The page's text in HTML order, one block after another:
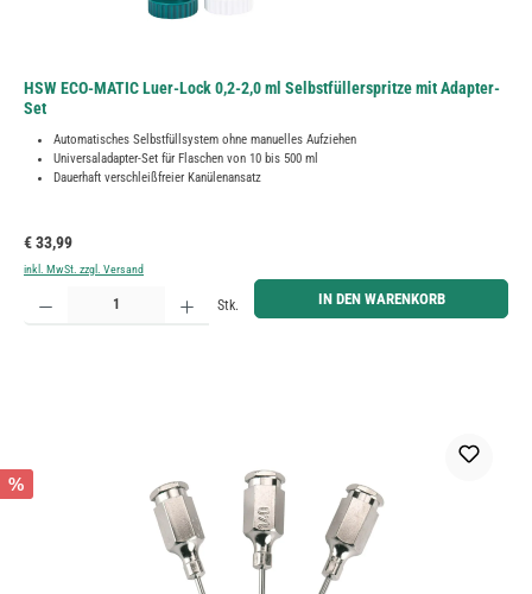
HSW ECO-MATIC Luer-Lock 0,2-2,0 ml Selbstfüllerspritze mit Adapter-
Set
Automatisches Selbstfüllsystem ohne manuelles Aufziehen
Universaladapter-Set für Flaschen von 10 bis 500 ml
Dauerhaft verschleißfreier Kanülenansatz
Regulärer Preis:
€ 33,99
inkl. MwSt. zzgl. Versand
Produkt Anzahl: Gib den gewünschten Wert ein oder benutze die Schaltflächen um die Anzahl zu
Stk. IN DEN WARENKORB
%